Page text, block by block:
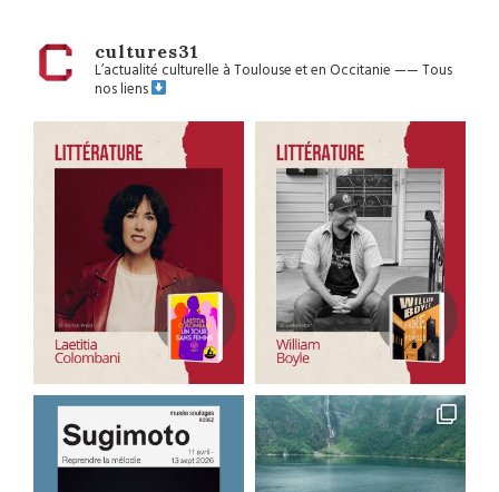
cultures31
L’actualité culturelle à Toulouse et en Occitanie——Tous
nos liens